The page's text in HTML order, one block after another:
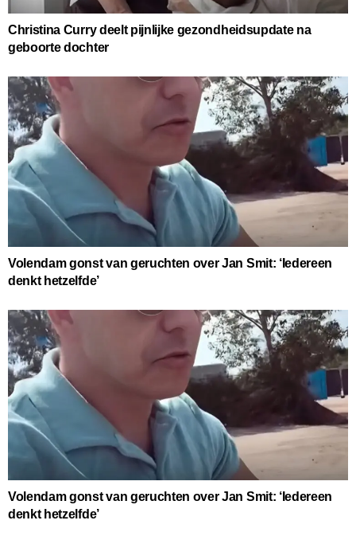
Christina Curry deelt pijnlijke gezondheidsupdate na
geboorte dochter
Volendam gonst van geruchten over Jan Smit: ‘Iedereen
denkt hetzelfde’
Volendam gonst van geruchten over Jan Smit: ‘Iedereen
denkt hetzelfde’